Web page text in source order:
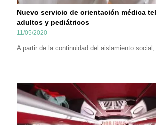
Nuevo servicio de orientación médica
adultos y pediátricos
11/05/2020
A partir de la continuidad del aislamiento social,